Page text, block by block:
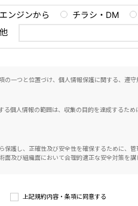
ンジンから チラシ・DM
一つと位置づけ、個人情報保護に関する、遵
個人情報の範囲は、収集の目的を達成するた
護し、正確性及び安全性を確保するために、管
及び組織面において合理的適正な安全対策を講
上記規約内容・条項に同意する